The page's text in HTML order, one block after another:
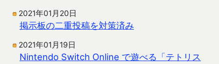
2021年01月20日
掲示板の二重投稿を対策済み
2021年01月19日
Nintendo Switch Online で遊べる「テトリス